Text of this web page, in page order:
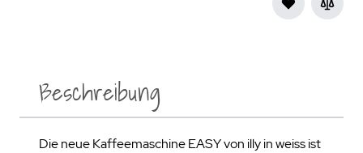
Beschreibung
Die neue Kaffeemaschine EASY von illy in weiss ist